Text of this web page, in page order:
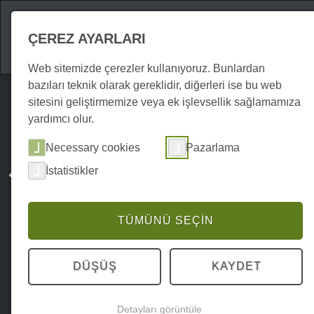
ÇEREZ AYARLARI
Web sitemizde çerezler kullanıyoruz. Bunlardan
bazıları teknik olarak gereklidir, diğerleri ise bu web
sitesini geliştirmemize veya ek işlevsellik sağlamamıza
yardımcı olur.
Necessary cookies
Pazarlama
İstatistikler
TÜMÜNÜ SEÇIN
DÜŞÜŞ KAYDET
Detayları görüntüle